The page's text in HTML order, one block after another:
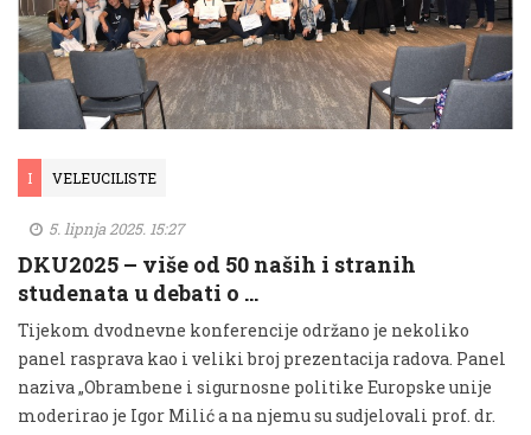
I VELEUCILISTE
5. lipnja 2025. 15:27
DKU2025 – više od 50 naših i stranih
studenata u debati o …
Tijekom dvodnevne konferencije održano je nekoliko
panel rasprava kao i veliki broj prezentacija radova. Panel
naziva „Obrambene i sigurnosne politike Europske unije
moderirao je Igor Milić a na njemu su sudjelovali prof. dr.